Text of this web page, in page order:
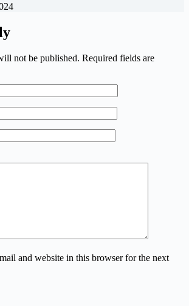
not be published. Required fields are
and website in this browser for the next